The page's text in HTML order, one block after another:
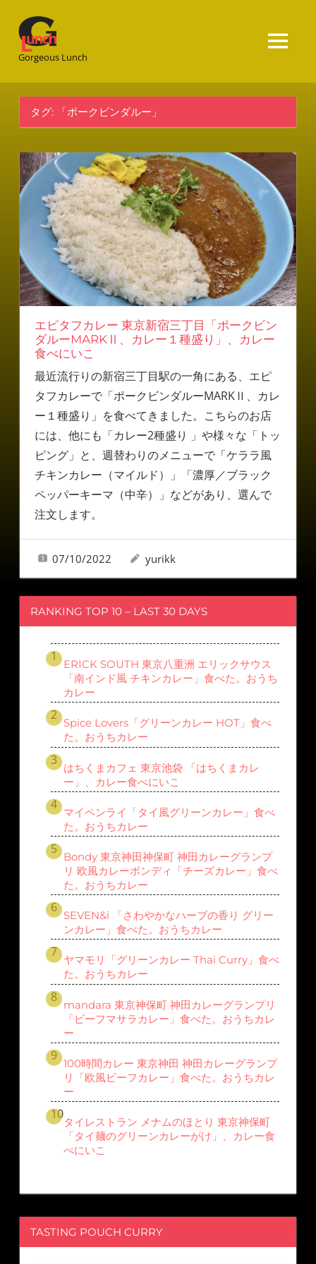
Gorgeous Lunch
タグ: 「ポークビンダルー」
エピタフカレー 東京新宿三丁目「ポークビン
ダルーMARKⅡ、カレー１種盛り」、カレー
食べにいこ
最近流行りの新宿三丁目駅の一角にある、エピ
タフカレーで「ポークビンダルーMARKⅡ、カレ
ー１種盛り」を食べてきました。こちらのお店
には、他にも「カレー2種盛り 」や様々な「トッ
ピング」と、週替わりのメニューで「ケララ風
チキンカレー（マイルド）」「濃厚／ブラック
ペッパーキーマ（中辛）」などがあり、選んで
注文します。
07/10/2022 yurikk
RANKING TOP 10 – LAST 30 DAYS
ERICK SOUTH 東京八重洲 エリックサウス
「南インド風 チキンカレー」食べた。おうち
カレー
Spice Lovers「グリーンカレー HOT」食べ
た。おうちカレー
はちくまカフェ 東京池袋 「はちくまカレ
ー」、カレー食べにいこ
マイペンライ「タイ風グリーンカレー」食べ
た。おうちカレー
Bondy 東京神田神保町 神田カレーグランプ
リ 欧風カレーボンディ「チーズカレー」食べ
た。おうちカレー
SEVEN&i 「さわやかなハーブの香り グリー
ンカレー」食べた。おうちカレー
ヤマモリ「グリーンカレー Thai Curry」食べ
た。おうちカレー
mandara 東京神保町 神田カレーグランプリ
「ビーフマサラカレー」食べた。おうちカレ
ー
100時間カレー 東京神田 神田カレーグランプ
リ「欧風ビーフカレー」食べた。おうちカレ
ー
タイレストラン メナムのほとり 東京神保町
「タイ麺のグリーンカレーがけ」、カレー食
べにいこ
TASTING POUCH CURRY